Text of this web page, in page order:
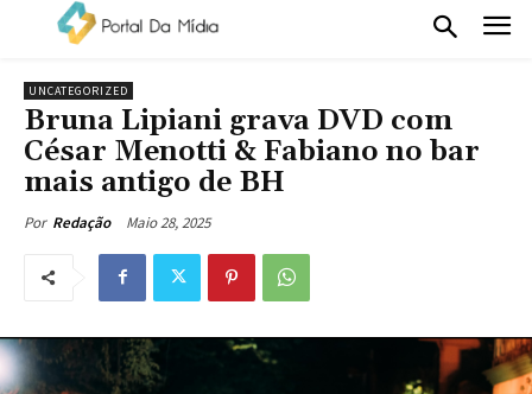
UNCATEGORIZED
Bruna Lipiani grava DVD com
César Menotti & Fabiano no bar
mais antigo de BH
Por Redação Maio 28, 2025